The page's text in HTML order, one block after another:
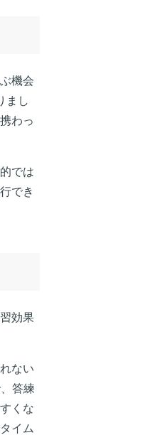
機会
まし
わっ
では
でき
効果
ない
答練
くな
イム